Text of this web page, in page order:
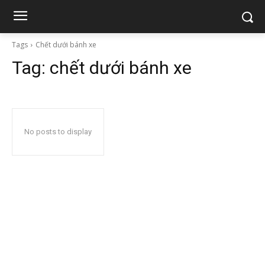
Tags Chết dưới bánh xe
Tag: chết dưới bánh xe
No posts to display